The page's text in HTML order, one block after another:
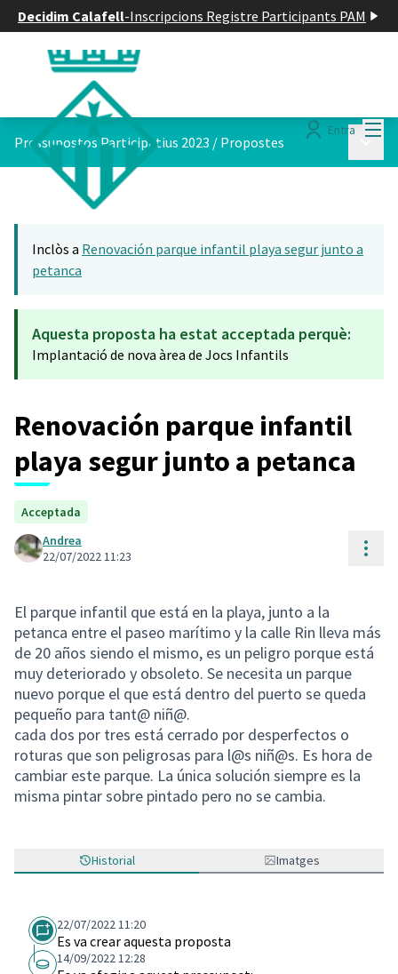
Decidim Calafell-Inscripcions Registre Participants PAM
Entra
Pressupostos Participatius 2023 / Propostes
Inclòs a Renovación parque infantil playa segur junto a
petanca
Aquesta proposta ha estat acceptada perquè:
Implantació de nova àrea de Jocs Infantils
Renovación parque infantil
playa segur junto a petanca
Acceptada
Andrea
22/07/2022 11:23
El parque infantil que está en la playa, junto a la
petanca entre el paseo marítimo y la calle Rin lleva más
de 20 años siendo el mismo, es un peligro porque está
muy deteriorado y obsoleto. Se necesita un parque
nuevo porque el que está dentro del puerto se queda
pequeño para tant@ niñ@.
cada dos por tres está cerrado por desperfectos o
roturas que son peligrosas para l@s niñ@s. Es hora de
cambiar este parque. La única solución siempre es la
misma pintar sobre pintado pero no se cambia.
Historial Imatges
22/07/2022 11:20
Es va crear aquesta proposta
14/09/2022 12:28